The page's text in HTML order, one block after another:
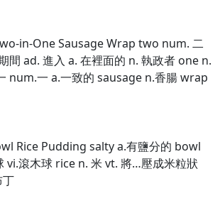
in-One Sausage Wrap two num. 二
間 ad. 進入 a. 在裡面的 n. 執政者 one n.
num.一 a.一致的 sausage n.香腸 wrap
Rice Pudding salty a.有鹽分的 bowl
vi.滾木球 rice n. 米 vt. 將…壓成米粒狀